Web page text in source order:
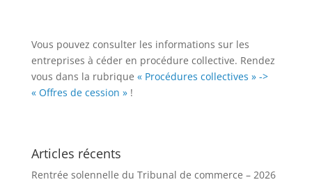
Vous pouvez consulter les informations sur les
entreprises à céder en procédure collective. Rendez
vous dans la rubrique « Procédures collectives » ->
« Offres de cession »!
Articles récents
Rentrée solennelle du Tribunal de commerce – 2026